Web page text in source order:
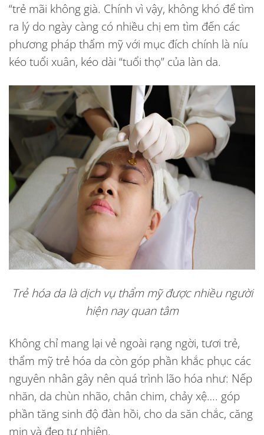
“trẻ mãi không già. Chính vì vậy, không khó để tìm
ra lý do ngày càng có nhiều chị em tìm đến các
phương pháp thẩm mỹ với mục đích chính là níu
kéo tuổi xuân, kéo dài “tuổi thọ” của làn da.
Trẻ hóa da là dịch vụ thẩm mỹ được nhiều người
hiện nay quan tâm
Không chỉ mang lại vẻ ngoài rạng ngời, tươi trẻ,
thẩm mỹ trẻ hóa da còn góp phần khắc phục các
nguyên nhân gây nên quá trình lão hóa như: Nếp
nhăn, da chùn nhão, chân chim, chảy xệ…. góp
phần tăng sinh độ đàn hồi, cho da săn chắc, căng
mịn và đẹp tự nhiên.